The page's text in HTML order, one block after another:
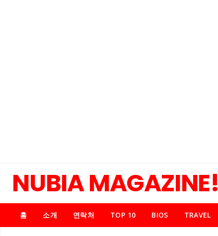
NUBIA MAGAZINE!
홈 소개 연락처 TOP 10 BIOS TRAVEL